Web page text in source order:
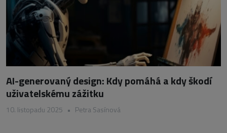
AI-generovaný design: Kdy pomáhá a kdy škodí
uživatelskému zážitku
10. listopadu 2025 • Petra Sasínová